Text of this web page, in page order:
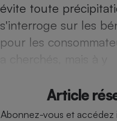
évite toute
s'interroge sur les
pour les
a cherchés, mais à y
Article
Abonnez-vous et